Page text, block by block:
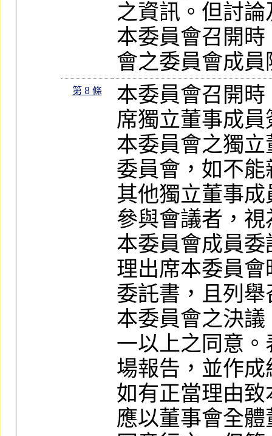
之資訊。但討
本委員會召開
會之委員會成
第 8 條
本委員會召開
席獨立董事成
本委員會之獨
委員會，如不
其他獨立董事
參與會議者，
本委員會成員
理出席本委員
委託書，且列
本委員會之決
一以上之同意
場報告，並作成
如有正當理由
應以董事會全